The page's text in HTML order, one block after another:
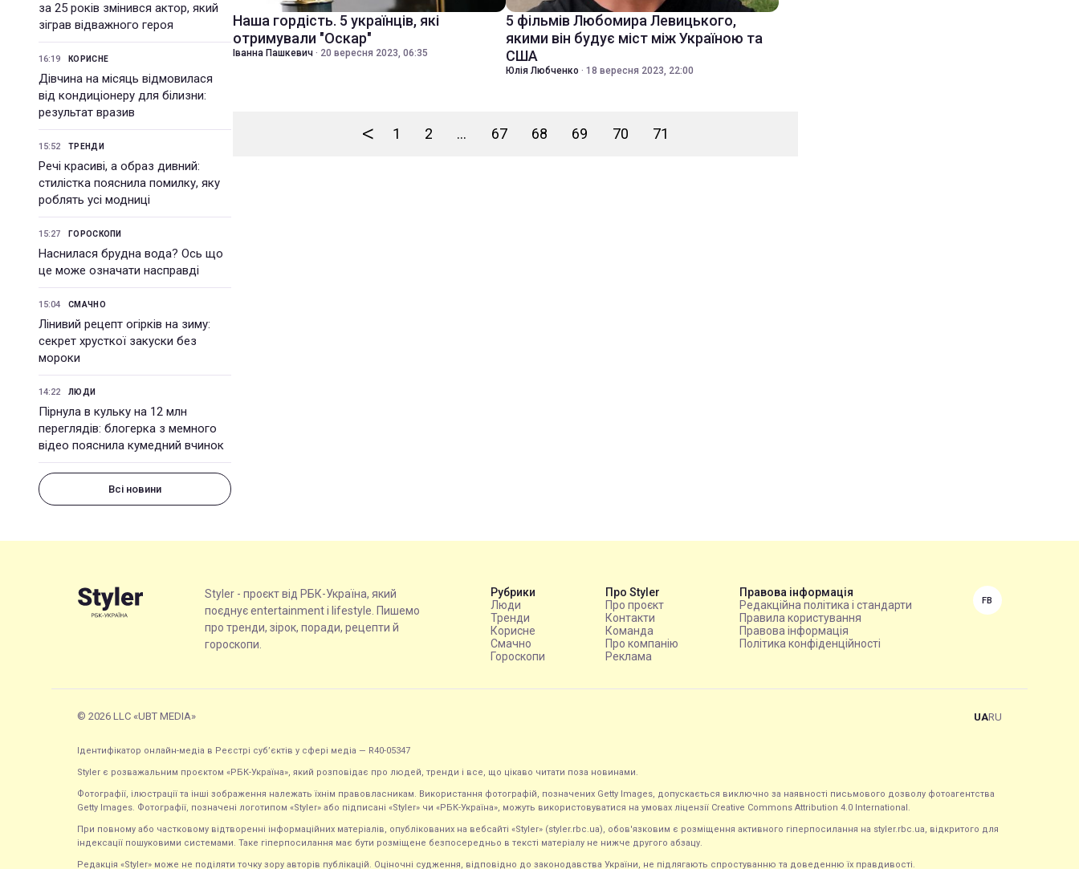
за 25 років змінився актор, який
зіграв відважного героя
16:19 КОРИСНЕ
Дівчина на місяць відмовилася
від кондиціонеру для білизни:
результат вразив
15:52 ТРЕНДИ
Речі красиві, а образ дивний:
стилістка пояснила помилку, яку
роблять усі модниці
15:27 ГОРОСКОПИ
Наснилася брудна вода? Ось що
це може означати насправді
15:04 СМАЧНО
Лінивий рецепт огірків на зиму:
секрет хрусткої закуски без
мороки
14:22 ЛЮДИ
Пірнула в кульку на 12 млн
переглядів: блогерка з мемного
відео пояснила кумедний вчинок
Всі новини
Наша гордість. 5 українців, які
отримували "Оскар"
Іванна Пашкевич · 20 вересня 2023, 06:35
5 фільмів Любомира Левицького,
якими він будує міст між Україною та
США
Юлія Любченко · 18 вересня 2023, 22:00
< 1 2 ... 67 68 69 70 71
Styler - проєкт від РБК-Україна, який
поєднує entertainment і lifestyle. Пишемо
про тренди, зірок, поради, рецепти й
гороскопи.
Рубрики
Люди
Тренди
Корисне
Смачно
Гороскопи
Про Styler
Про проєкт
Контакти
Команда
Про компанію
Реклама
Правова інформація
Редакційна політика і стандарти
Правила користування
Правова інформація
Політика конфіденційності
FB
© 2026 LLC «UBT MEDIA» UARU
Ідентифікатор онлайн-медіа в Реєстрі суб’єктів у сфері медіа — R40-05347
Styler є розважальним проєктом «РБК-Україна», який розповідає про людей, тренди і все, що цікаво читати поза новинами.
Фотографії, ілюстрації та інші зображення належать їхнім правовласникам. Використання фотографій, позначених Getty Images, допускається виключно за наявності письмового дозволу фотоагентства
Getty Images. Фотографії, позначені логотипом «Styler» або підписані «Styler» чи «РБК-Україна», можуть використовуватися на умовах ліцензії Creative Commons Attribution 4.0 International.
При повному або частковому відтворенні інформаційних матеріалів, опублікованих на вебсайті «Styler» (styler.rbc.ua), обов'язковим є розміщення активного гіперпосилання на styler.rbc.ua, відкритого для
індексації пошуковими системами. Таке гіперпосилання має бути розміщене безпосередньо в тексті матеріалу не нижче другого абзацу.
Редакція «Styler» може не поділяти точку зору авторів публікацій. Оціночні судження, відповідно до законодавства України, не підлягають спростуванню та доведенню їх правдивості.